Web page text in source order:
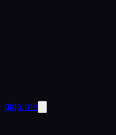
gigg.me